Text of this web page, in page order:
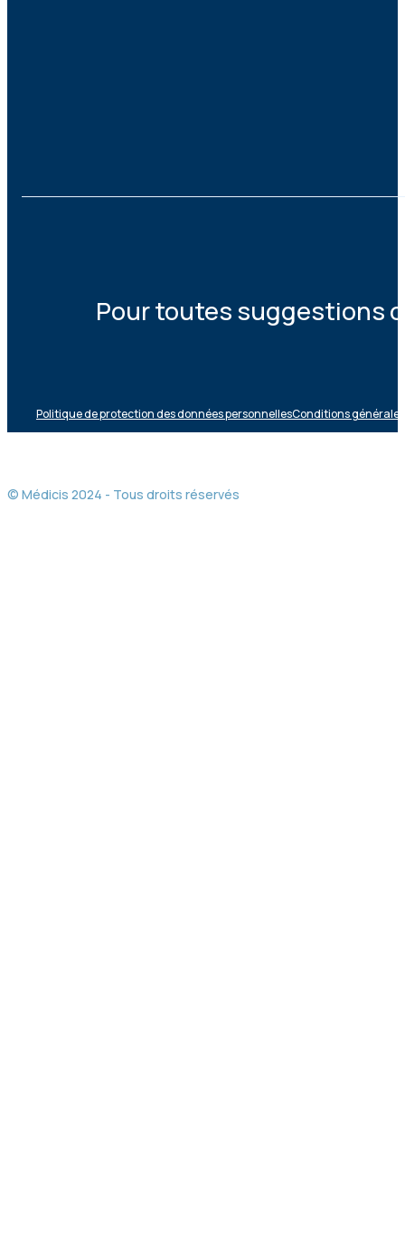
Pour toutes suggestions
Politique de protection des données personnellesConditions
© Médicis 2024 - Tous droits réservés